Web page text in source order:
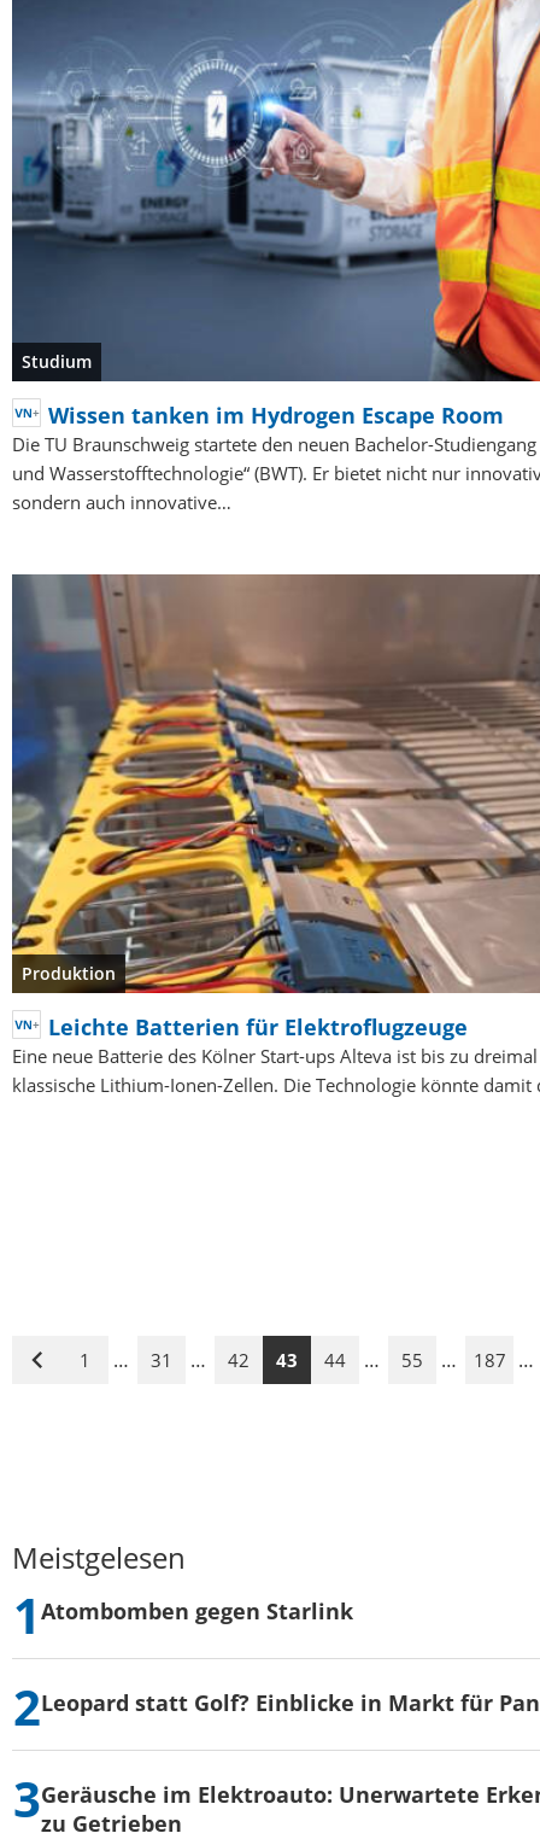
Studium
Wissen tanken im Hydrogen Escape Room
Die TU Braunschweig startete den neuen Bachelor-
und Wasserstofftechnologie“ (BWT). Er bietet nicht nur
sondern auch innovative…
Produktion
Leichte Batterien für Elektroflugzeuge
Eine neue Batterie des Kölner Start-ups Alteva ist bis zu
klassische Lithium-Ionen-Zellen. Die Technologie könnte
Vorige
1 … 31 … 42 43 44 … 55 … 187 …
Meistgelesen
Atombomben gegen Starlink
Leopard statt Golf? Einblicke in Markt für
Geräusche im Elektroauto: Unerwartete
zu Getrieben